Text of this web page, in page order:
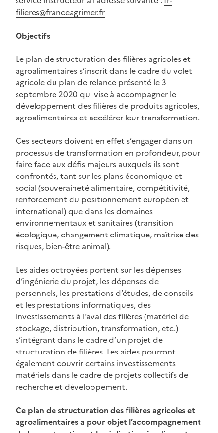
filieres@franceagrimer.fr
Objectifs
Le plan de structuration des filières agricoles et
agroalimentaires s’inscrit dans le cadre du volet
agricole du plan de relance présenté le 3
septembre 2020 qui vise à accompagner le
développement des filières de produits agricoles,
agroalimentaires et accélérer leur transformation.
Ces secteurs doivent en effet s’engager dans un
processus de transformation en profondeur, pour
faire face aux défis majeurs auxquels ils sont
confrontés, tant sur les plans économique et
social (souveraineté alimentaire, compétitivité,
renforcement du positionnement européen et
international) que dans les domaines
environnementaux et sanitaires (transition
écologique, changement climatique, maîtrise des
risques, bien-être animal).
Les aides octroyées portent sur les dépenses
d’ingénierie du projet, les dépenses de
personnels, les prestations d’études, de conseils
et les prestations informatiques, des
investissements à l’aval des filières (matériel de
stockage, distribution, transformation, etc.)
s’intégrant dans le cadre d’un projet de
structuration de filières. Les aides pourront
également couvrir certains investissements
matériels dans le cadre de projets collectifs de
recherche et développement.
Ce plan de structuration des filières agricoles et
agroalimentaires a pour objet l’accompagnement